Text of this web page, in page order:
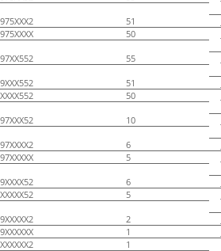
975XXX2
51
975XXXX
50
97XX552
55
9XXX552
51
XXXX552
50
97XXX52
10
97XXXX2
6
97XXXXX
5
9XXXX52
6
XXXXX52
5
9XXXXX2
2
9XXXXXX
1
XXXXXX2
1